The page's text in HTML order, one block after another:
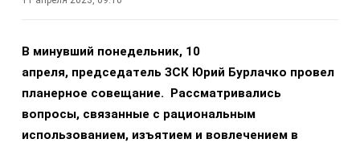
В минувший понедельник, 10
апреля, председатель ЗСК Юрий Бурлачко провел
планерное совещание. Рассматривались
вопросы, связанные с рациональным
использованием, изъятием и вовлечением в